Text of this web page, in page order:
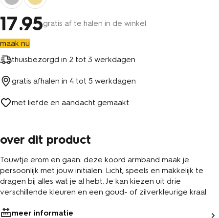
17.95gratis af te halen in de winkel
maak nu
thuisbezorgd in 2 tot 3 werkdagen
gratis afhalen in 4 tot 5 werkdagen
met liefde en aandacht gemaakt
over dit product
Touwtje erom en gaan: deze koord armband maak je
persoonlijk met jouw initialen. Licht, speels en makkelijk te
dragen bij alles wat je al hebt. Je kan kiezen uit drie
verschillende kleuren en een goud- of zilverkleurige kraal.
meer informatie